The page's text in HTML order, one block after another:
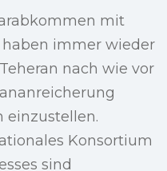
mit
immer wieder
nach wie vor
einzustellen.
Konsortium
sind